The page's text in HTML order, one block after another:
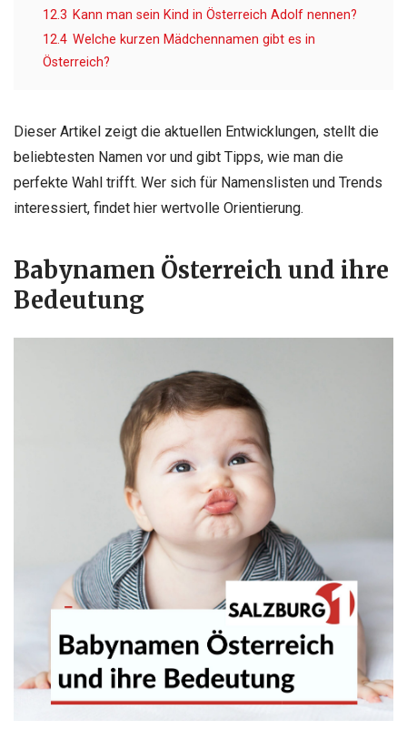
12.3 Kann man sein Kind in Österreich Adolf nennen?
12.4 Welche kurzen Mädchennamen gibt es in
Österreich?
Dieser Artikel zeigt die aktuellen Entwicklungen, stellt die
beliebtesten Namen vor und gibt Tipps, wie man die
perfekte Wahl trifft. Wer sich für Namenslisten und Trends
interessiert, findet hier wertvolle Orientierung.
Babynamen Österreich und ihre
Bedeutung